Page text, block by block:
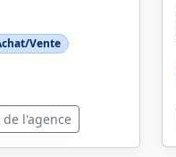
Vente
l'agence